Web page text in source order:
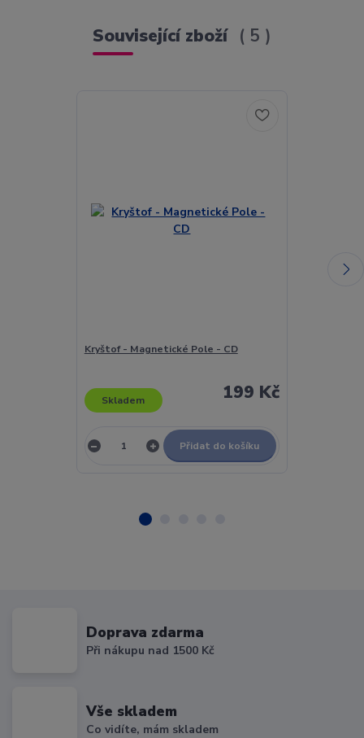
Související zboží 5
Kryštof - Magnetické Pole - CD
199 Kč
Skladem
Přidat do košíku
Doprava zdarma
Při nákupu nad 1500 Kč
Vše skladem
Co vidíte, mám skladem